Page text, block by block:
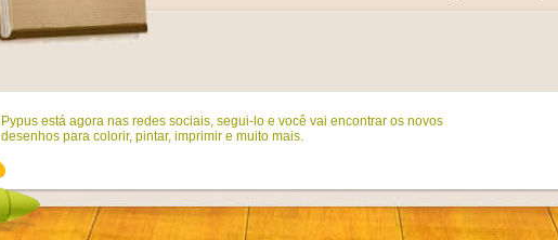
Pypus está agora nas redes sociais, segui-lo e você vai encontrar os novos
desenhos para colorir, pintar, imprimir e muito mais.